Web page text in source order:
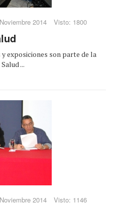
2014 Visto: 1800
exposiciones son parte de la
...
2014 Visto: 1146